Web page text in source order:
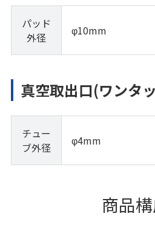
パッド
外径
φ10mm
真空取出口(ワンタ
チュー
ブ外径
φ4mm
商品